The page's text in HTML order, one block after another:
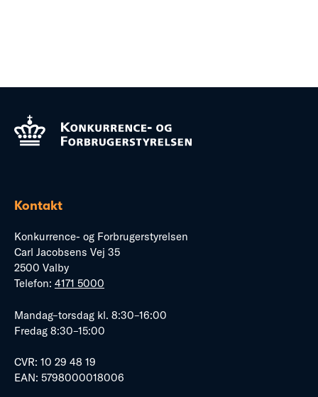
Kontakt
Konkurrence- og Forbrugerstyrelsen
Carl Jacobsens Vej 35
2500 Valby
Telefon: 4171 5000
Mandag–torsdag kl. 8:30–16:00
Fredag 8:30–15:00
CVR: 10 29 48 19
EAN: 5798000018006